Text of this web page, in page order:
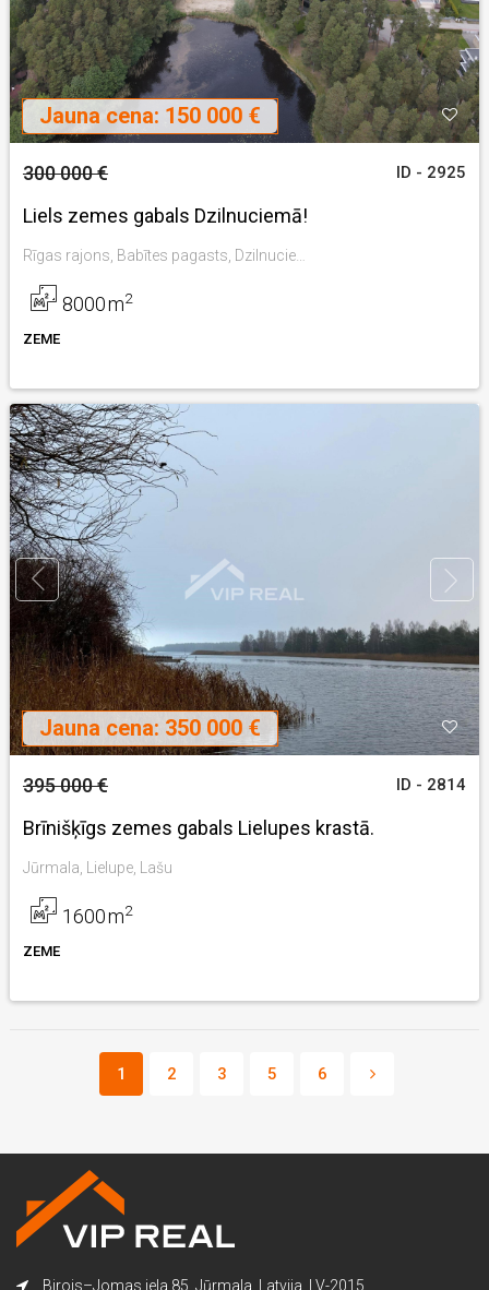
Jauna cena: 150 000 €
300 000 € ID - 2925
Liels zemes gabals Dzilnuciemā!
Rīgas rajons, Babītes pagasts, Dzilnuciems
8000m2
ZEME
Jauna cena: 350 000 €
395 000 € ID - 2814
Brīnišķīgs zemes gabals Lielupes krastā.
Jūrmala, Lielupe, Lašu
1600m2
ZEME
1 2 3 5 6
Birojs–Jomas iela 85, Jūrmala, Latvija, LV-2015